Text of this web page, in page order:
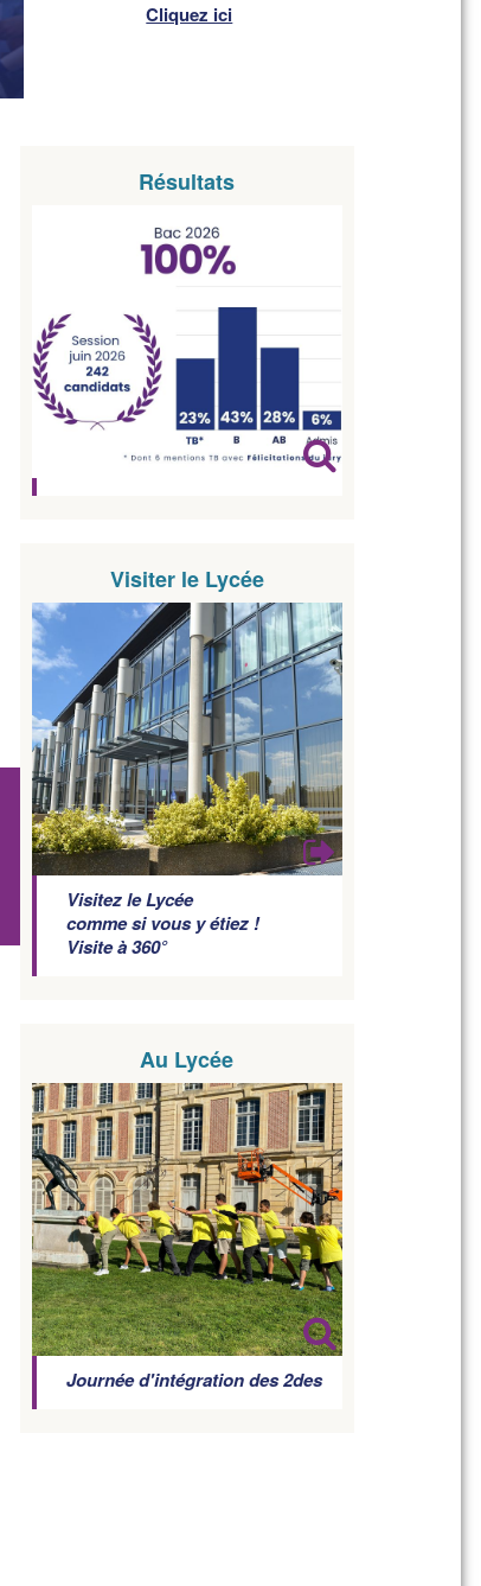
Cliquez ici
Résultats
Visiter le Lycée
Visitez le Lycée
comme si vous y étiez !
Visite à 360°
Au Lycée
Journée d'intégration des 2des